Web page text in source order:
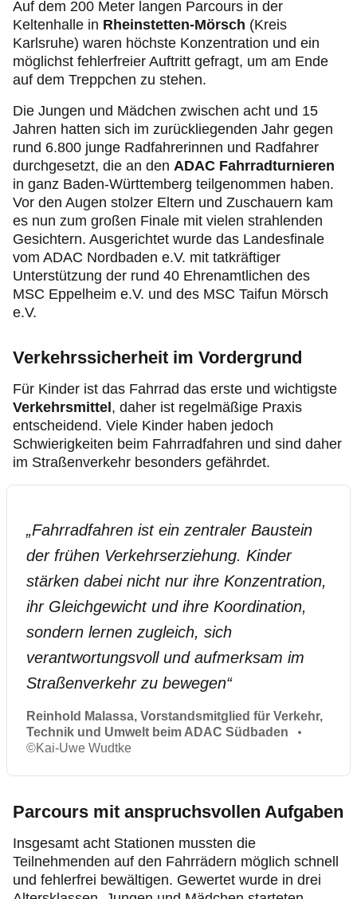
Auf dem 200 Meter langen Parcours in der
Keltenhalle in Rheinstetten-Mörsch (Kreis
Karlsruhe) waren höchste Konzentration und ein
möglichst fehlerfreier Auftritt gefragt, um am Ende
auf dem Treppchen zu stehen.
Die Jungen und Mädchen zwischen acht und 15
Jahren hatten sich im zurückliegenden Jahr gegen
rund 6.800 junge Radfahrerinnen und Radfahrer
durchgesetzt, die an den ADAC Fahrradturnieren
in ganz Baden-Württemberg teilgenommen haben.
Vor den Augen stolzer Eltern und Zuschauern kam
es nun zum großen Finale mit vielen strahlenden
Gesichtern. Ausgerichtet wurde das Landesfinale
vom ADAC Nordbaden e.V. mit tatkräftiger
Unterstützung der rund 40 Ehrenamtlichen des
MSC Eppelheim e.V. und des MSC Taifun Mörsch
e.V.
Verkehrssicherheit im Vordergrund
Für Kinder ist das Fahrrad das erste und wichtigste
Verkehrsmittel , daher ist regelmäßige Praxis
entscheidend. Viele Kinder haben jedoch
Schwierigkeiten beim Fahrradfahren und sind daher
im Straßenverkehr besonders gefährdet.
„Fahrradfahren ist ein zentraler Baustein
der frühen Verkehrserziehung. Kinder
stärken dabei nicht nur ihre Konzentration,
ihr Gleichgewicht und ihre Koordination,
sondern lernen zugleich, sich
verantwortungsvoll und aufmerksam im
Straßenverkehr zu bewegen“
Reinhold Malassa, Vorstandsmitglied für Verkehr,
Technik und Umwelt beim ADAC Südbaden
©Kai-Uwe Wudtke
Parcours mit anspruchsvollen Aufgaben
Insgesamt acht Stationen mussten die
Teilnehmenden auf den Fahrrädern möglich schnell
und fehlerfrei bewältigen. Gewertet wurde in drei